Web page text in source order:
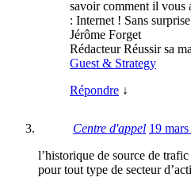
savoir comment il vous
: Internet ! Sans
Jérôme Forget
Rédacteur Réussir sa
Guest & Strategy
Répondre ↓
Centre d'appel 19
l’historique de source de
pour tout type de secteur